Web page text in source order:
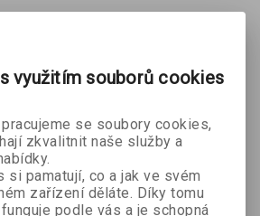
Darkly + e- Hra na
využitím souborů cookies
se soubory cookies,
zkvalitnit naše služby a
si pamatují, co a jak ve svém
zařízení děláte. Díky tomu
podle vás a je schopná